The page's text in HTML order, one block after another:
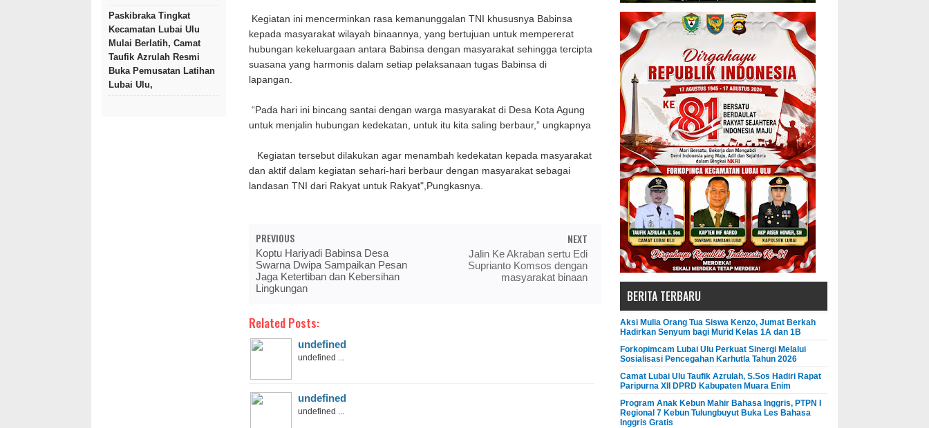
Paskibraka Tingkat
Kecamatan Lubai Ulu
Mulai Berlatih, Camat
Taufik Azrulah Resmi
Buka Pemusatan Latihan
Lubai Ulu,
Kegiatan ini mencerminkan rasa kemanunggalan TNI khususnya Babinsa
kepada masyarakat wilayah binaannya, yang bertujuan untuk mempererat
hubungan kekeluargaan antara Babinsa dengan masyarakat sehingga tercipta
suasana yang harmonis dalam setiap pelaksanaan tugas Babinsa di
lapangan.
“Pada hari ini bincang santai dengan warga masyarakat di Desa Kota Agung
untuk menjalin hubungan kedekatan, untuk itu kita saling berbaur,” ungkapnya
Kegiatan tersebut dilakukan agar menambah kedekatan kepada masyarakat
dan aktif dalam kegiatan sehari-hari berbaur dengan masyarakat sebagai
landasan TNI dari Rakyat untuk Rakyat",Pungkasnya.
PREVIOUS
Koptu Hariyadi Babinsa Desa
Swarna Dwipa Sampaikan Pesan
Jaga Ketertiban dan Kebersihan
Lingkungan
NEXT
Jalin Ke Akraban sertu Edi
Suprianto Komsos dengan
masyarakat binaan
Related Posts:
undefined
undefined ...
undefined
undefined ...
BERITA TERBARU
Aksi Mulia Orang Tua Siswa Kenzo, Jumat Berkah
Hadirkan Senyum bagi Murid Kelas 1A dan 1B
Forkopimcam Lubai Ulu Perkuat Sinergi Melalui
Sosialisasi Pencegahan Karhutla Tahun 2026
Camat Lubai Ulu Taufik Azrulah, S.Sos Hadiri Rapat
Paripurna XII DPRD Kabupaten Muara Enim
Program Anak Kebun Mahir Bahasa Inggris, PTPN I
Regional 7 Kebun Tulungbuyut Buka Les Bahasa
Inggris Gratis